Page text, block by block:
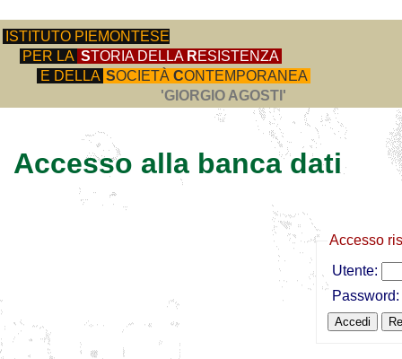
ISTITUTO PIEMONTESE
PER LA STORIA DELLA RESISTENZA
E DELLA SOCIETÀ CONTEMPORANEA
'GIORGIO AGOSTI'
Accesso alla banca dati
Accesso
Utente:
Password: